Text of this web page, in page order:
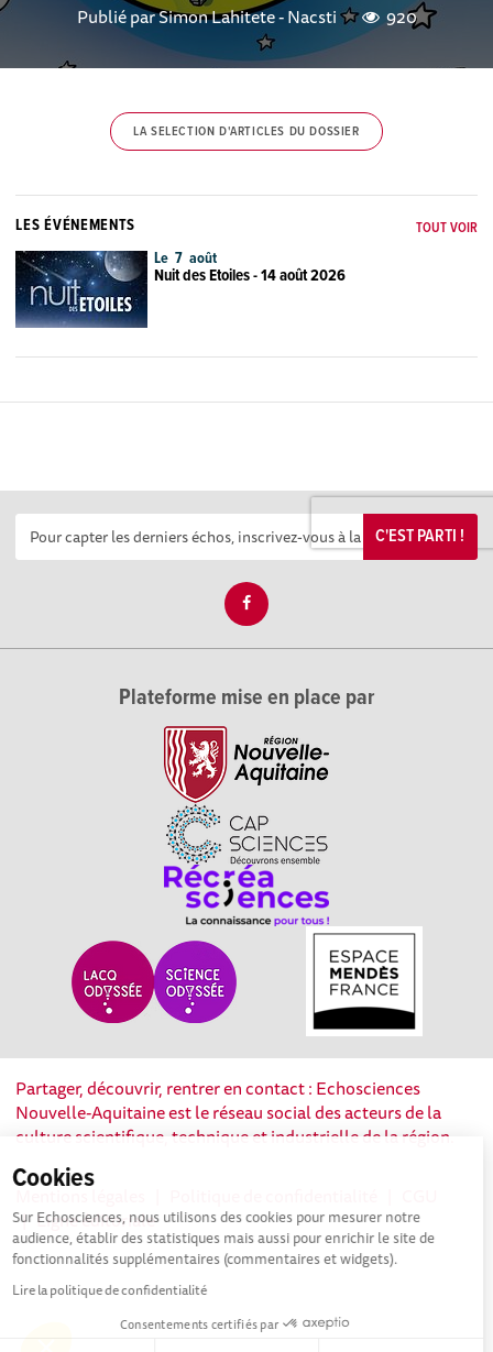
Cookies
Sur Echosciences, nous utilisons des cookies pour mesurer notre
audience, établir des statistiques mais aussi pour enrichir le site de
fonctionnalités supplémentaires (commentaires et widgets).
Lire la politique de confidentialité
Consentements certifiés par
Publié parSimon Lahitete - Nacsti 920
LA SELECTION D'ARTICLES DU DOSSIER
TOUT VOIR
LES ÉVÉNEMENTS
Le 7 août
Nuit des Etoiles - 14 août 2026
C'EST PARTI !
Plateforme mise en place par
Partager, découvrir, rentrer en contact : Echosciences
Nouvelle-Aquitaine est le réseau social des acteurs de la
culture scientifique, technique et industrielle de la région.
|Ligne éditoriale